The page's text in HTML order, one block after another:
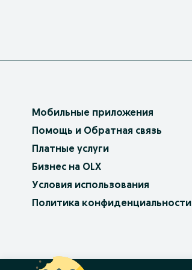
Мобильные приложения
Помощь и Обратная связь
Платные услуги
Бизнес на OLX
Условия использования
Политика конфиденциальности